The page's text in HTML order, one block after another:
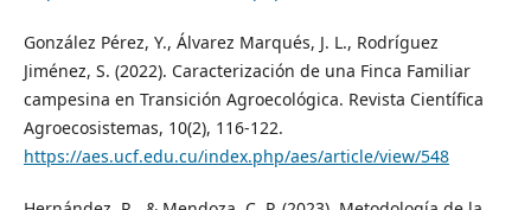
González Pérez, Y., Álvarez Marqués, J. L., Rodríguez
Jiménez, S. (2022). Caracterización de una Finca Familiar
campesina en Transición Agroecológica. Revista Científica
Agroecosistemas, 10(2), 116-122.
https://aes.ucf.edu.cu/index.php/aes/article/view/548